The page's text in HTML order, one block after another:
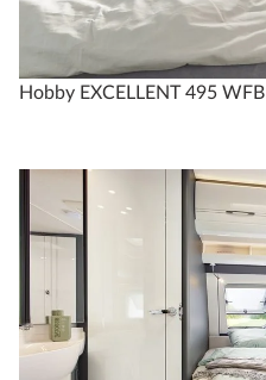
Hobby EXCELLENT 495 WFB